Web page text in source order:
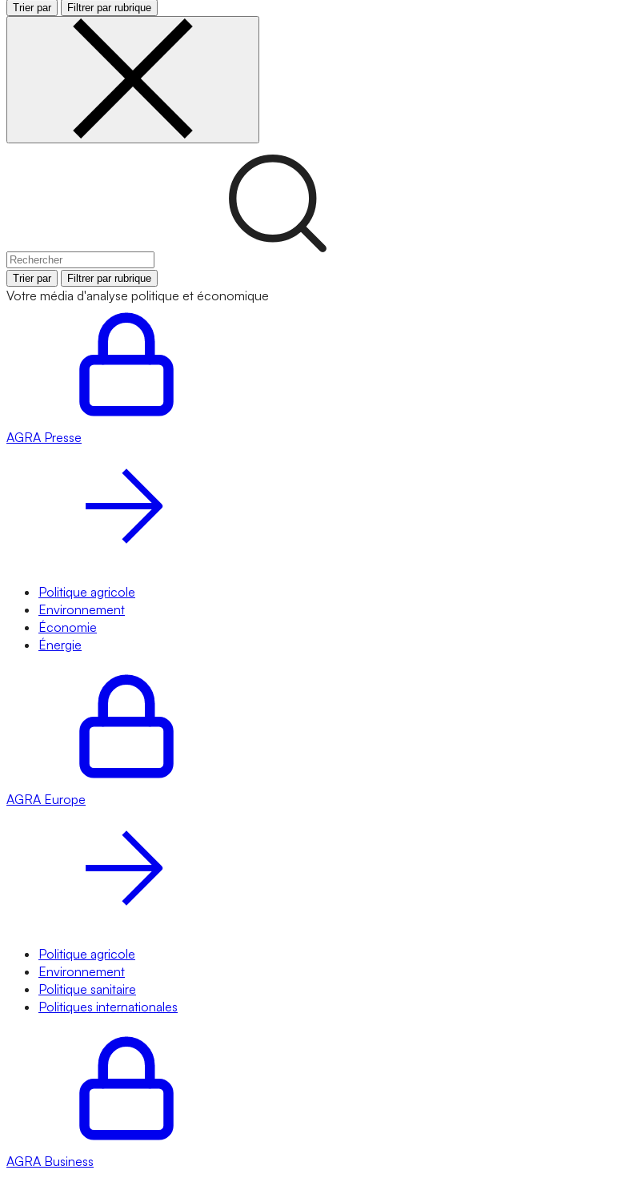
Trier par Filtrer par rubrique
Trier par Filtrer par rubrique
Votre média d'analyse politique et économique
AGRA Presse
Politique agricole
Environnement
Économie
Énergie
AGRA Europe
Politique agricole
Environnement
Politique sanitaire
Politiques internationales
AGRA Business